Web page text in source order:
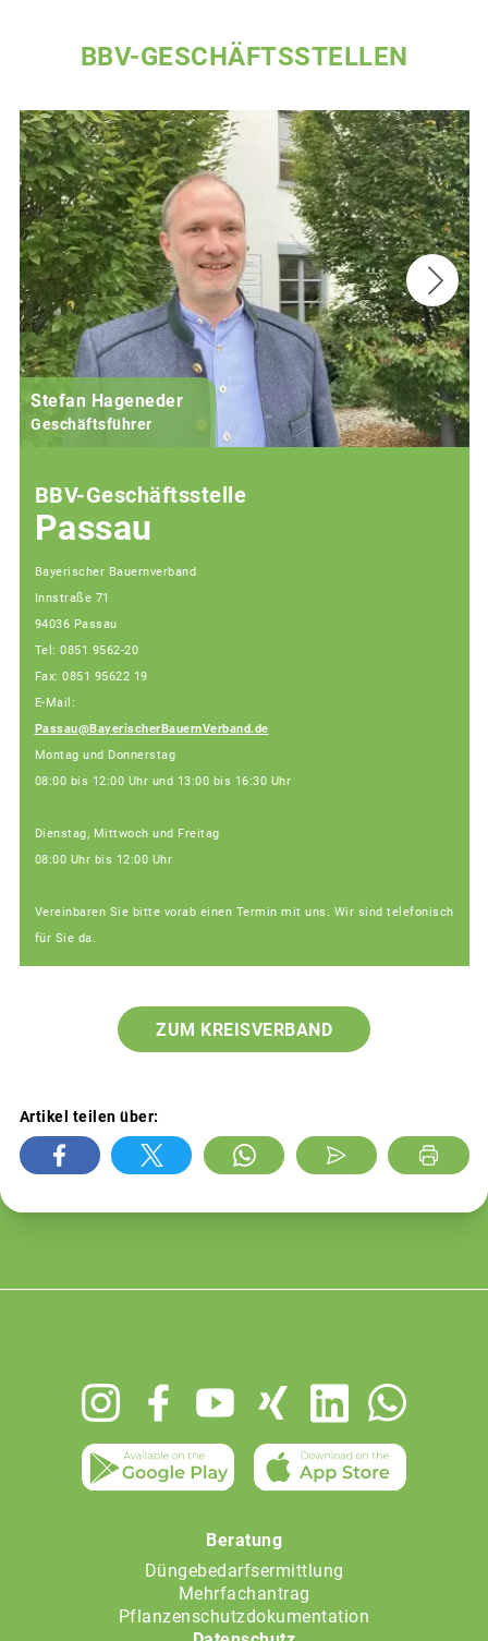
BBV-GESCHÄFTSSTELLEN
Stefan Hageneder
Geschäftsführer
BBV-Geschäftsstelle
Passau
Bayerischer Bauernverband
Innstraße 71
94036 Passau
Tel: 0851 9562-20
Fax: 0851 95622 19
E-Mail:
Passau@BayerischerBauernVerband.de
Montag und Donnerstag
08:00 bis 12:00 Uhr und 13:00 bis 16:30 Uhr
Dienstag, Mittwoch und Freitag
08:00 Uhr bis 12:00 Uhr
Vereinbaren Sie bitte vorab einen Termin mit uns. Wir sind telefonisch
für Sie da.
ZUM KREISVERBAND
Artikel teilen über:
Beratung
Düngebedarfsermittlung
Mehrfachantrag
Pflanzenschutzdokumentation